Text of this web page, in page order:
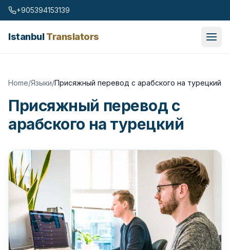
Skip to content
+905394153139
IstanbulTranslators
Home/Языки/Присяжный перевод с арабского на турецкий
Присяжный перевод с
арабского на турецкий